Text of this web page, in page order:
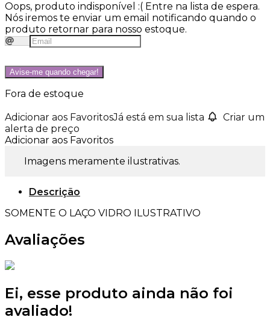
Oops, produto indisponível :( Entre na lista de espera.
Nós iremos te enviar um email notificando quando o
produto retornar para nosso estoque.
Avise-me quando chegar!
Fora de estoque
Adicionar aos FavoritosJá está em sua lista
Criar um
alerta de preço
Adicionar aos Favoritos
Imagens meramente ilustrativas.
Descrição
SOMENTE O LAÇO VIDRO ILUSTRATIVO
Avaliações
Ei, esse produto ainda não foi
avaliado!